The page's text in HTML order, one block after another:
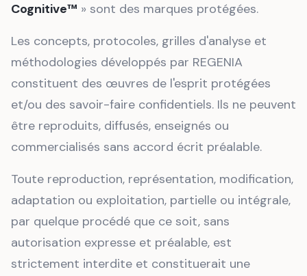
Cognitive™ » sont des marques protégées.
Les concepts, protocoles, grilles d'analyse et
méthodologies développés par REGENIA
constituent des œuvres de l'esprit protégées
et/ou des savoir-faire confidentiels. Ils ne peuvent
être reproduits, diffusés, enseignés ou
commercialisés sans accord écrit préalable.
Toute reproduction, représentation, modification,
adaptation ou exploitation, partielle ou intégrale,
par quelque procédé que ce soit, sans
autorisation expresse et préalable, est
strictement interdite et constituerait une